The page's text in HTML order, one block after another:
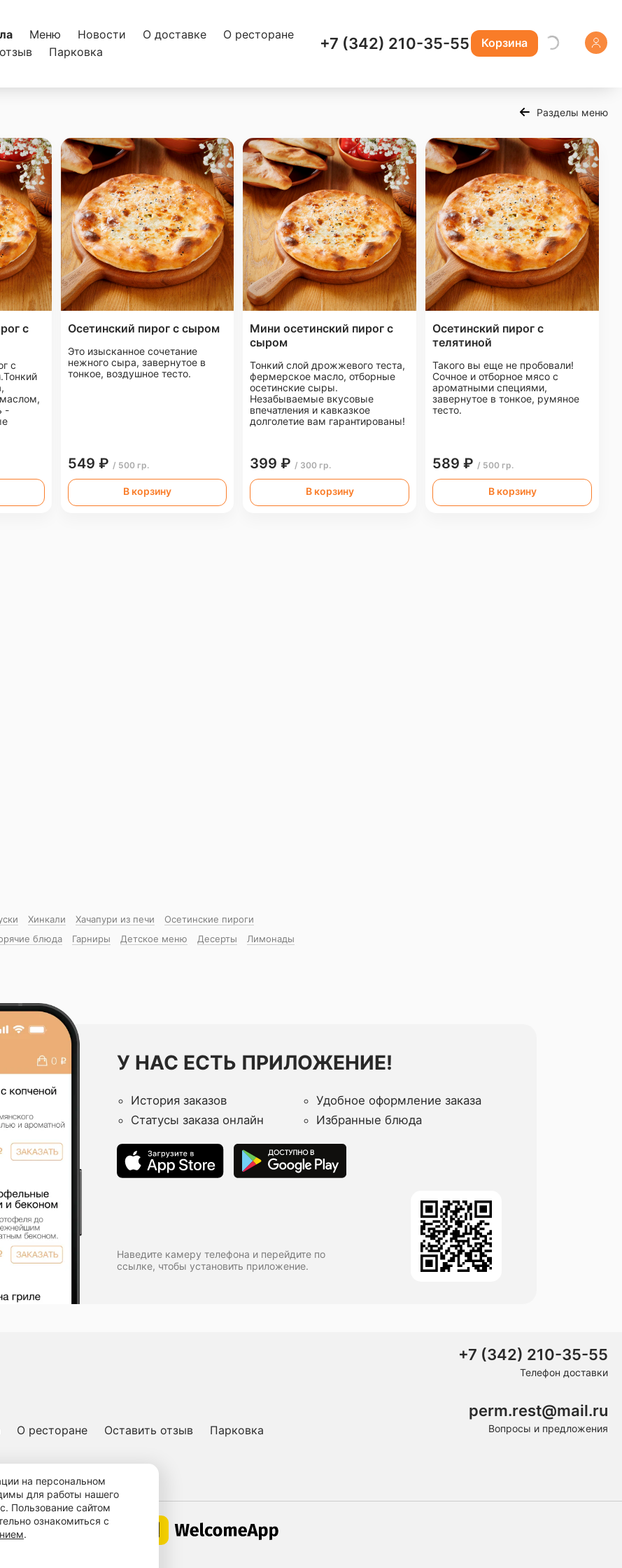
Меню Новости О доставке
О ресторане
Парковка +7 (342) 210-35-55 Корзина
Разделы меню
с
с
-
Осетинский пирог с сыром
Это изысканное сочетание
нежного сыра, завернутое в
тонкое, воздушное тесто.
549 ₽ / 500 гр.
В корзину
Мини осетинский пирог с
сыром
Тонкий слой дрожжевого теста,
фермерское масло, отборные
осетинские сыры.
Незабываемые вкусовые
впечатления и кавказкое
долголетие вам гарантированы!
399 ₽ / 300 гр.
В корзину
Осетинский пирог с
телятиной
Такого вы еще не пробовали!
Сочное и отборное мясо с
ароматными специями,
завернутое в тонкое, румяное
тесто.
589 ₽ / 500 гр.
В корзину
Хинкали Хачапури из печи
Осетинские пироги
блюда Гарниры Детское меню Десерты
Лимонады
У НАС ЕСТЬ ПРИЛОЖЕНИЕ!
История заказов
Удобное оформление заказа
Статусы заказа онлайн
Избранные блюда
Наведите камеру телефона и перейдите по
ссылке, чтобы установить приложение.
О ресторане Оставить отзыв Парковка
+7 (342) 210-35-55
Телефон доставки
perm.rest@mail.ru
Вопросы и предложения
на персональном
для работы нашего
Пользование сайтом
ознакомиться с
.